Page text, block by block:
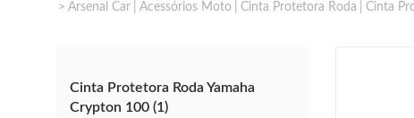
Arsenal Car Acessórios Moto Cinta Protetora Roda Cinta
Cinta Protetora Roda Yamaha
Crypton 100 (1)